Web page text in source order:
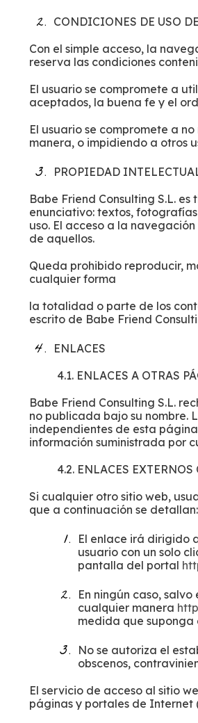
CONDICIONES DE USO
Con el simple acceso, la
reserva las condiciones
El usuario se compromete a
aceptados, la buena fe y el
El usuario se compromete a
manera, o impidiendo a otros
PROPIEDAD
Babe Friend Consulting S.L.
enunciativo: textos,
uso. El acceso a la
de aquellos.
Queda prohibido reproducir,
cualquier forma
la totalidad o parte de los
escrito de Babe Friend
ENLACES
4.1. ENLACES A OTRAS
Babe Friend Consulting S.L.
no publicada bajo su nombre.
independientes de esta
información suministrada por
4.2. ENLACES
Si cualquier otro sitio web,
que a continuación se detallan:
El enlace irá dirigido
usuario con un solo
pantalla del portal
En ningún caso,
cualquier manera
medida que
No se autoriza el
obscenos,
El servicio de acceso al sitio
páginas y portales de Internet